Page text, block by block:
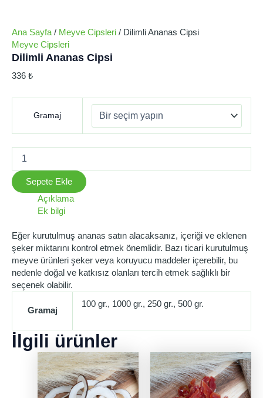
Ana Sayfa / Meyve Cipsleri / Dilimli Ananas Cipsi
Meyve Cipsleri
Dilimli Ananas Cipsi
336 ₺
Gramaj
Sepete Ekle
Açıklama
Ek bilgi
Eğer kurutulmuş ananas satın alacaksanız, içeriği ve eklenen
şeker miktarını kontrol etmek önemlidir. Bazı ticari kurutulmuş
meyve ürünleri şeker veya koruyucu maddeler içerebilir, bu
nedenle doğal ve katkısız olanları tercih etmek sağlıklı bir
seçenek olabilir.
Gramaj
100 gr., 1000 gr., 250 gr., 500 gr.
İlgili ürünler